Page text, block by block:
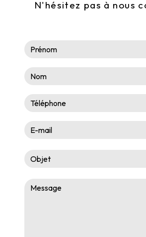
N'hésitez pas à nous